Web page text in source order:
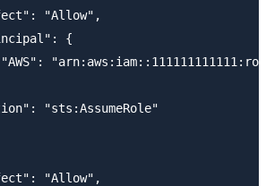
"Allow",
{
"sts:AssumeRole"
"Allow",